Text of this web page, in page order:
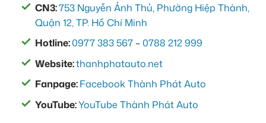
CN3:753 Nguyễn Ảnh Thủ, Phường Hiệp Thành,
Quận 12, TP. Hồ Chí Minh
Hotline:0977 383 567 –0788 212 999
Website:thanhphatauto.net
Fanpage:Facebook Thành Phát Auto
YouTube:YouTube Thành Phát Auto